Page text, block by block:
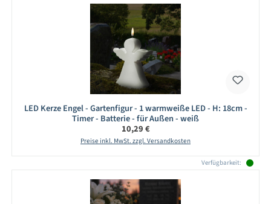
LED Kerze Engel - Gartenfigur - 1 warmweiße LED - H: 18cm -
Timer - Batterie - für Außen - weiß
Regulärer Preis:
10,29 €
Preise inkl. MwSt. zzgl. Versandkosten
Verfügbarkeit: